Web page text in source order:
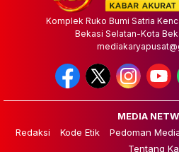
Komplek Ruko Bumi Satria
Bekasi Selatan-Kota
MEDIA
Redaksi
Kode Etik Pedoman
Tentang